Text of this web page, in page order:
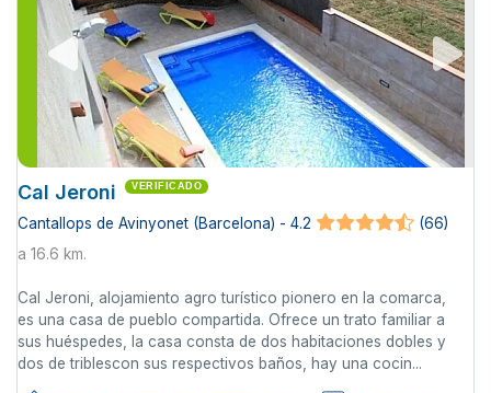
Cal Jeroni VERIFICADO
Cantallops de Avinyonet (Barcelona) - 4.2
(66)
a 16.6 km.
Cal Jeroni, alojamiento agro turístico pionero en la comarca,
es una casa de pueblo compartida. Ofrece un trato familiar a
sus huéspedes, la casa consta de dos habitaciones dobles y
dos de triblescon sus respectivos baños, hay una cocin...